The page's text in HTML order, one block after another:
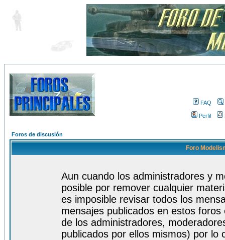
FAQ
Perfil
Foros de discusión
Foro
Aun cuando los administradores y
posible por remover cualquier
es imposible revisar todos los
mensajes publicados en estos
de los administradores,
publicados por ellos mismos) por lo